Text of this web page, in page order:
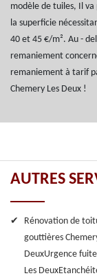
modèle de tuiles, Il
la superficie
40 et 45 €/m². Au -
remaniement
remaniement à tarif
Chemery Les Deux !
AUTRES
Rénovation de
gouttières
DeuxUrgence
Les Deux